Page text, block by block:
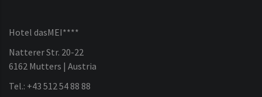
Hotel dasMEI****
Natterer Str. 20-22
6162 Mutters | Austria
Tel.: +43 512 54 88 88